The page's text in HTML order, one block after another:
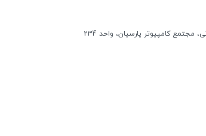
مجتمع کامپیوتر پارسیان، واحد 234